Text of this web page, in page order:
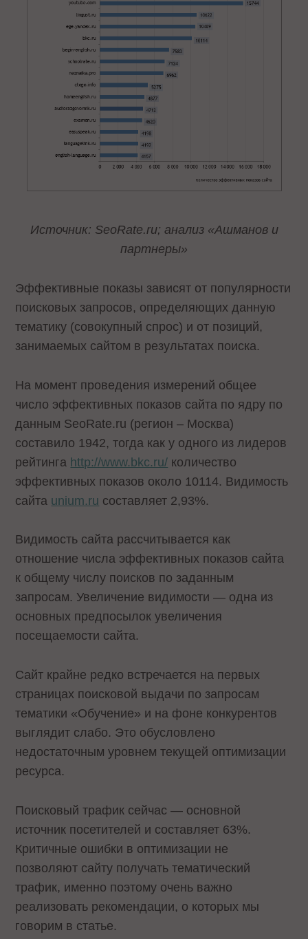
Источник: SeoRate.ru; анализ «Ашманов и
партнеры»
Эффективные показы зависят от популярности
поисковых запросов, определяющих данную
тематику (совокупный спрос) и от позиций,
занимаемых сайтом в результатах поиска.
На момент проведения измерений общее
число эффективных показов сайта по ядру по
данным SeoRate.ru (регион – Москва)
составило 1942, тогда как у одного из лидеров
рейтинга http://www.bkc.ru/ количество
эффективных показов около 10114. Видимость
сайта unium.ru составляет 2,93%.
Видимость сайта рассчитывается как
отношение числа эффективных показов сайта
к общему числу поисков по заданным
запросам. Увеличение видимости — одна из
основных предпосылок увеличения
посещаемости сайта.
Сайт крайне редко встречается на первых
страницах поисковой выдачи по запросам
тематики «Обучение» и на фоне конкурентов
выглядит слабо. Это обусловлено
недостаточным уровнем текущей оптимизации
ресурса.
Поисковый трафик сейчас — основной
источник посетителей и составляет 63%.
Критичные ошибки в оптимизации не
позволяют сайту получать тематический
трафик, именно поэтому очень важно
реализовать рекомендации, о которых мы
говорим в статье.